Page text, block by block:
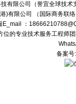
有限公司（誉宜全球技
)有限公司 （国际商务联
E_mail ：
的专业技术服务工程师
备案